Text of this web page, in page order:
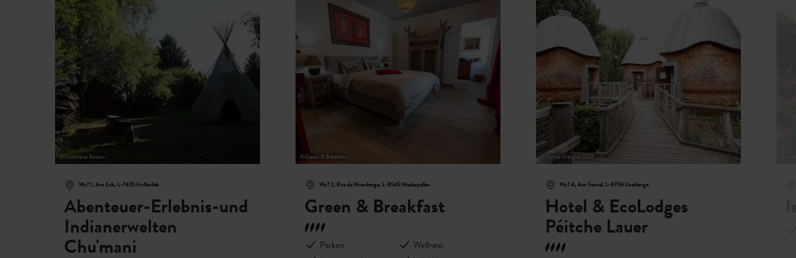
©Christiane Betzen
Wo? 1, Am Eck, L-7435 Hollenfels
Abenteuer-Erlebnis-und
Indianerwelten
Chu'mani
©Green & Breakfast
Wo? 2, Rue de Noerdange, L-8545 Niederpallen
Green & Breakfast
Parken
Wellness
©Sophie Margue-DGT
Wo? 4, Am Tremel, L-8706 Useldange
Hotel & EcoLodges
Péitche Lauer